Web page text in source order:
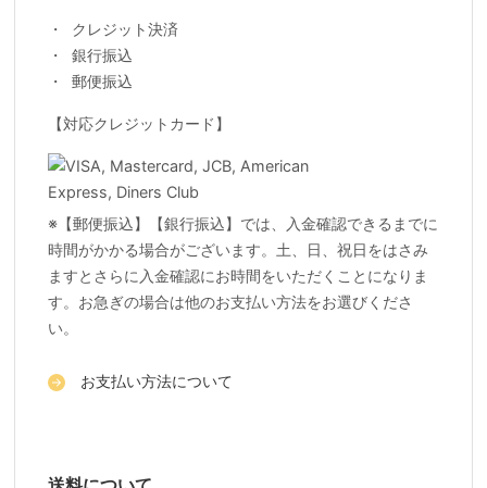
クレジット決済
銀行振込
郵便振込
【対応クレジットカード】
※【郵便振込】【銀行振込】では、入金確認できるまでに
時間がかかる場合がございます。土、日、祝日をはさみ
ますとさらに入金確認にお時間をいただくことになりま
す。お急ぎの場合は他のお支払い方法をお選びくださ
い。
お支払い方法について